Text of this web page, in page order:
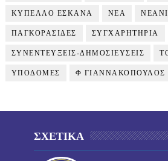
ΚΥΠΕΛΛΟ ΕΣΚΑΝΑ ΝΕΑ
ΠΑΓΚΟΡΑΣΙΔΕΣ ΣΥΓΧΑΡΗΤΗΡΙΑ
ΣΥΝΕΝΤΕΥΞΕΙΣ-ΔΗΜΟΣΙΕΥΣΕΙΣ
ΥΠΟΔΟΜΕΣ Φ ΓΙΑΝΝΑΚΟΠΟΥΛΟΣ
ΣΧΕΤΙΚΑ